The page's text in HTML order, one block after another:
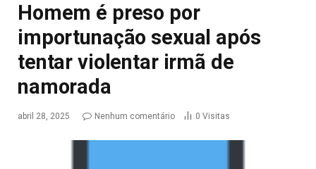
Homem é preso por
importunação sexual após
tentar violentar irmã de
namorada
abril 28, 2025 Nenhum comentário 0 Visitas